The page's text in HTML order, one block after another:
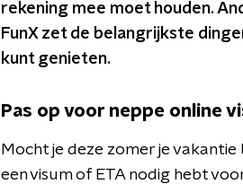
rekening mee moet houden.
FunX zet de belangrijkste
kunt genieten.
Pas op voor neppe online
Mocht je deze zomer je
een visum of ETA nodig hebt